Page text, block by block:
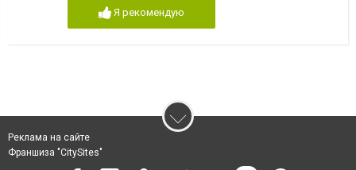
Я рекомендую
Реклама на сайте
Франшиза "CitySites"